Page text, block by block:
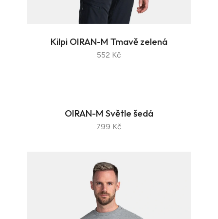
Kilpi OIRAN-M Tmavě zelená
552 Kč
OIRAN-M Světle šedá
799 Kč